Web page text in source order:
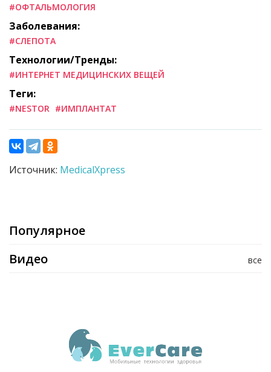
#ОФТАЛЬМОЛОГИЯ
Заболевания:
#СЛЕПОТА
Технологии/Тренды:
#ИНТЕРНЕТ МЕДИЦИНСКИХ ВЕЩЕЙ
Теги:
#NESTOR #ИМПЛАНТАТ
Источник: MedicalXpress
Популярное
все
Видео